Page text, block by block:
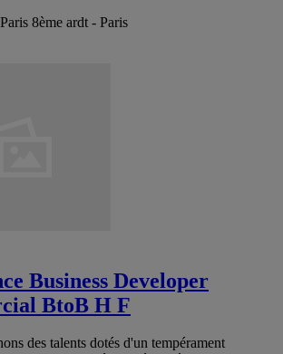
8ème ardt - Paris
Business Developer
BtoB H F
des talents dotés d'un tempérament